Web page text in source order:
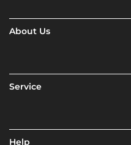
About Us
Service
Help